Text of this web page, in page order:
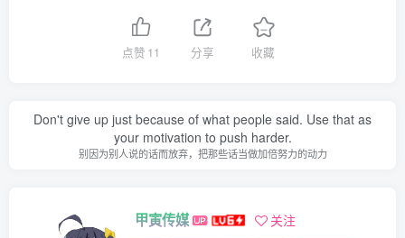
点赞 11 分享 收藏
Don't give up just because of what people said. Use that as
your motivation to push harder.
别因为别人说的话而放弃，把那些话当做加倍努力的动力
甲寅传媒 关注